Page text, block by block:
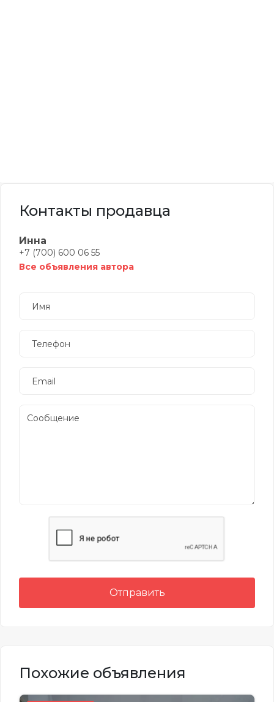
Контакты продавца
Инна
+7 (700) 600 06 55
Все объявления автора
Отправить
Похожие объявления